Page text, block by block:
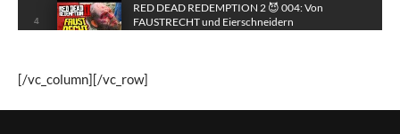
4
RED DEAD REDEMPTION 2 😈 004: Von
FAUSTRECHT und Eierschneidern
RED DEAD REDEMPTION 2 😈 005: Bestes.
BESÄUFNIS. Ever. (Ingame.)
[/vc_column][/vc_row]